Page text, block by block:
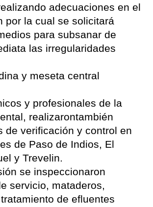
adecuaciones en el
por la cual se solicitará
para subsanar de
las irregularidades
y meseta central
y profesionales de la
realizarontambién
de verificación y control en
de Paso de Indios, El
y Trevelin.
se inspeccionaron
servicio, mataderos,
de efluentes